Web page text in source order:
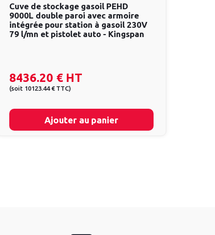
Cuve de stockage gasoil PEHD
9000L double paroi avec armoire
intégrée pour station à gasoil 230V
79 l/mn et pistolet auto - Kingspan
8436.20 € HT
(soit 10123.44 € TTC)
Ajouter au panier